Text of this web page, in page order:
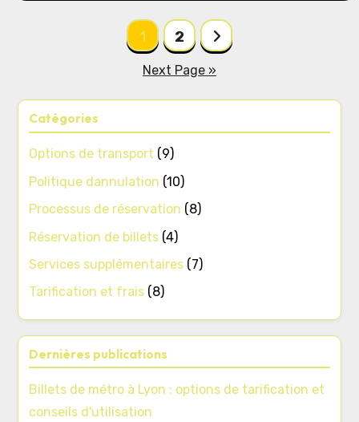
1 2
Next Page »
Catégories
Options de transport (9)
Politique dannulation (10)
Processus de réservation (8)
Réservation de billets (4)
Services supplémentaires (7)
Tarification et frais (8)
Dernières publications
Billets de métro à Lyon : options de tarification et
conseils d'utilisation